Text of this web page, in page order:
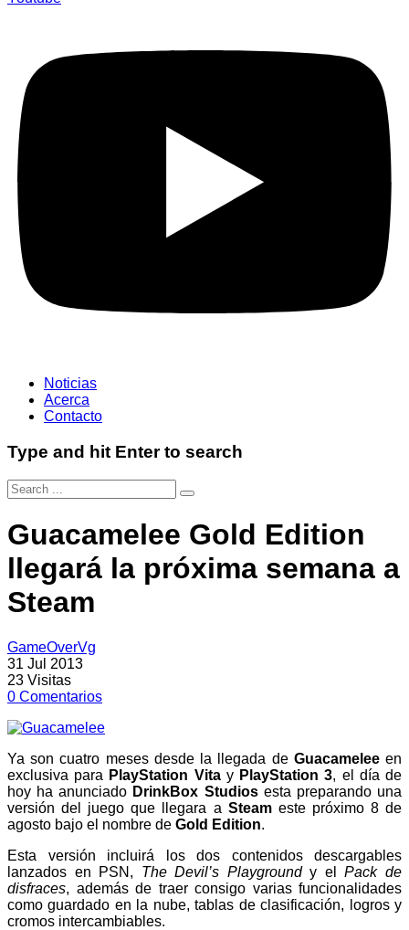
Noticias
Acerca
Contacto
Type and hit Enter to search
Guacamelee Gold Edition
llegará la próxima semana a
Steam
GameOverVg
31 Jul 2013
23 Visitas
0 Comentarios
Ya son cuatro meses desde la llegada de Guacameleeen
exclusiva para PlayStation Vitay PlayStation 3, el día de
hoy ha anunciado DrinkBox Studiosesta preparando una
versión del juego que llegara a Steameste próximo 8 de
agosto bajo el nombre de Gold Edition.
Esta versión incluirá los dos contenidos descargables
lanzados en PSN, The Devil’s Playgroundy elPack de
disfraces, además de traer consigo varias funcionalidades
como guardado en la nube, tablas de clasificación, logros y
cromos intercambiables.